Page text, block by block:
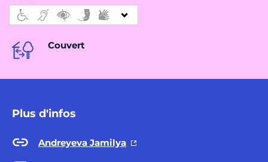
Couvert
Plus d'infos
Andreyeva Jamilya